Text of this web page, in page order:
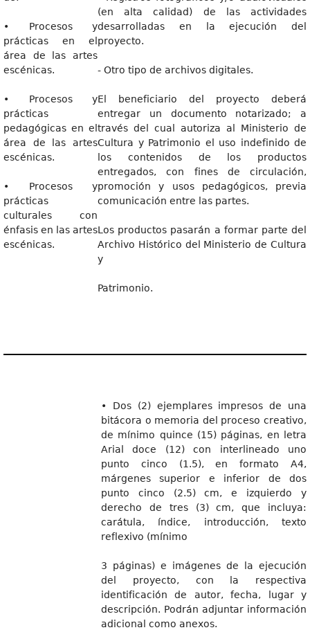
• Procesos y
prácticas en el
área de las artes
escénicas.
• Procesos y
prácticas
pedagógicas en el
área de las artes
escénicas.
• Procesos y
prácticas
culturales con
énfasis en las artes
escénicas.
(en alta calidad) de las actividades
desarrolladas en la ejecución del
proyecto.
- Otro tipo de archivos digitales.
El beneficiario del proyecto deberá
entregar un documento notarizado; a
través del cual autoriza al Ministerio de
Cultura y Patrimonio el uso indefinido de
los contenidos de los productos
entregados, con fines de circulación,
promoción y usos pedagógicos, previa
comunicación entre las partes.
Los productos pasarán a formar parte del
Archivo Histórico del Ministerio de Cultura
y
Patrimonio.
• Dos (2) ejemplares impresos de una
bitácora o memoria del proceso creativo,
de mínimo quince (15) páginas, en letra
Arial doce (12) con interlineado uno
punto cinco (1.5), en formato A4,
márgenes superior e inferior de dos
punto cinco (2.5) cm, e izquierdo y
derecho de tres (3) cm, que incluya:
carátula, índice, introducción, texto
reflexivo (mínimo
3 páginas) e imágenes de la ejecución
del proyecto, con la respectiva
identificación de autor, fecha, lugar y
descripción. Podrán adjuntar información
adicional como anexos.